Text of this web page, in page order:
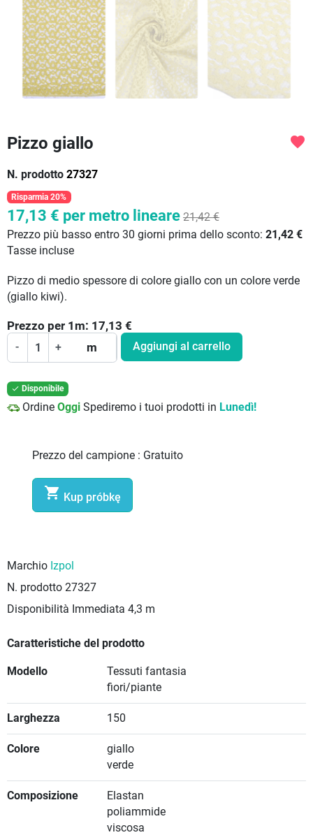
Pizzo giallo
N. prodotto 27327
favorite
Risparmia 20%
17,13 € per metro lineare 21,42 €
Prezzo più basso entro 30 giorni prima dello sconto: 21,42 €
Tasse incluse
Pizzo di medio spessore di colore giallo con un colore verde
(giallo kiwi).
Prezzo per 1 m: 17,13 €
- + m Aggiungi al carrello
 Disponibile
Ordine Oggi Spediremo i tuoi prodotti in Lunedì!
Prezzo del campione : Gratuito
 Kup próbkę
Marchio Izpol
N. prodotto 27327
Disponibilità Immediata 4,3 m
Caratteristiche del prodotto
Modello
Tessuti fantasia
fiori/piante
Larghezza 150
Colore
giallo
verde
Composizione
Elastan
poliammide
viscosa